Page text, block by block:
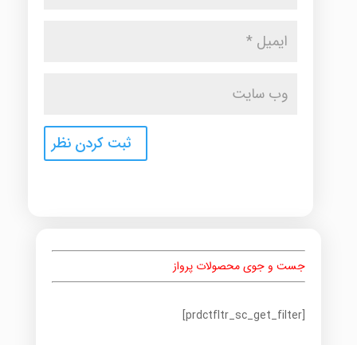
جست و جوی محصولات پرواز
[prdctfltr_sc_get_filter]